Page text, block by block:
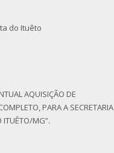
do Ituêto
AQUISIÇÃO DE
PARA A SECRETARIA
ITUÊTO/MG”.